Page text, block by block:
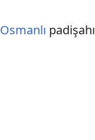
Osmanlı padişahı